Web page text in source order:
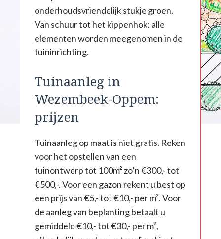
onderhoudsvriendelijk stukje groen.
Van schuur tot het kippenhok: alle
elementen worden meegenomen in de
tuininrichting.
Tuinaanleg in
Wezembeek-Oppem:
prijzen
Tuinaanleg op maat is niet gratis. Reken
voor het opstellen van een
tuinontwerp tot 100m² zo’n €300,- tot
€500,-. Voor een gazon rekent u best op
een prijs van €5,- tot €10,- per m². Voor
de aanleg van beplanting betaalt u
gemiddeld €10,- tot €30,- per m²,